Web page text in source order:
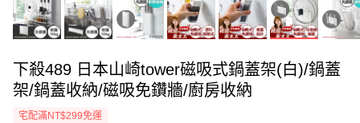
下殺489 日本山崎tower磁吸式鍋蓋架(白)/鍋蓋
架/鍋蓋收納/磁吸免鑽牆/廚房收納
宅配滿NT$299免運